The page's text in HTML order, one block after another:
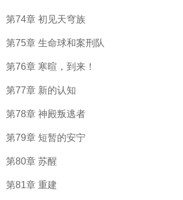
第74章 初见天穹族
第75章 生命球和案刑队
第76章 寒暄，到来！
第77章 新的认知
第78章 神殿叛逃者
第79章 短暂的安宁
第80章 苏醒
第81章 重建